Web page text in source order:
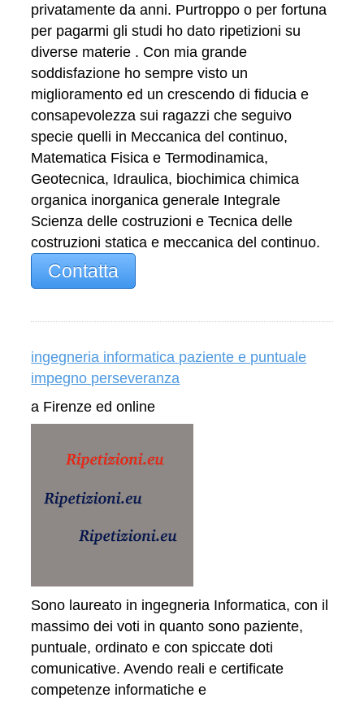
privatamente da anni. Purtroppo o per fortuna
per pagarmi gli studi ho dato ripetizioni su
diverse materie . Con mia grande
soddisfazione ho sempre visto un
miglioramento ed un crescendo di fiducia e
consapevolezza sui ragazzi che seguivo
specie quelli in Meccanica del continuo,
Matematica Fisica e Termodinamica,
Geotecnica, Idraulica, biochimica chimica
organica inorganica generale Integrale
Scienza delle costruzioni e Tecnica delle
costruzioni statica e meccanica del continuo.
Contatta
ingegneria informatica paziente e puntuale
impegno perseveranza
a Firenze ed online
Sono laureato in ingegneria Informatica, con il
massimo dei voti in quanto sono paziente,
puntuale, ordinato e con spiccate doti
comunicative. Avendo reali e certificate
competenze informatiche e